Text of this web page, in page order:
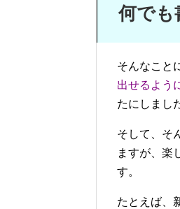
何でも
そんなこと
出せるよう
たにしまし
そして、そ
ますが、楽
す。
たとえば、